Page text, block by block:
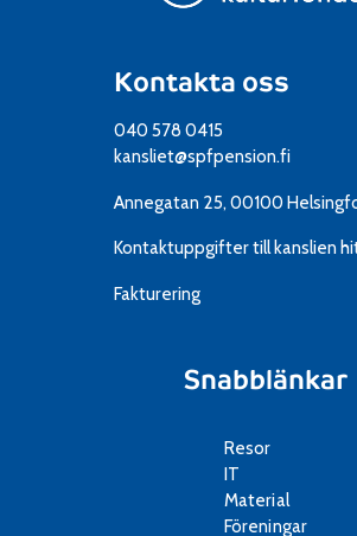
Kontakta oss
040 578 0415
kansliet@spfpension.fi
Annegatan 25, 00100
Kontaktuppgifter till kanslien
Fakturering
Snabblänkar
Resor
IT
Material
Föreningar